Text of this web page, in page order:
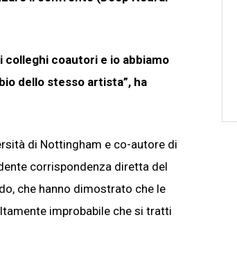
colleghi coautori e io abbiamo
dello stesso artista”, ha
di Nottingham e co-autore di
corrispondenza diretta del
che hanno dimostrato che le
improbabile che si tratti